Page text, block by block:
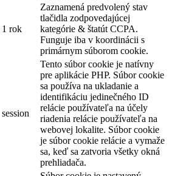
1 rok
Zaznamená predvolený stav
tlačidla zodpovedajúcej
kategórie & štatút CCPA.
Funguje iba v koordinácii s
primárnym súborom cookie.
session
Tento súbor cookie je natívny
pre aplikácie PHP. Súbor cookie
sa používa na ukladanie a
identifikáciu jedinečného ID
relácie používateľa na účely
riadenia relácie používateľa na
webovej lokalite. Súbor cookie
je súbor cookie relácie a vymaže
sa, keď sa zatvoria všetky okná
prehliadača.